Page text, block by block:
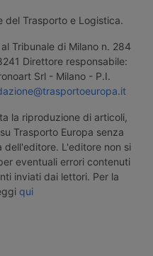
del Trasporto e Logistica.
Tribunale di Milano n. 284
Direttore responsabile:
Srl - Milano - P.I.
la riproduzione di articoli,
Trasporto Europa senza
L'editore non si
eventuali errori contenuti
inviati dai lettori. Per la
qui